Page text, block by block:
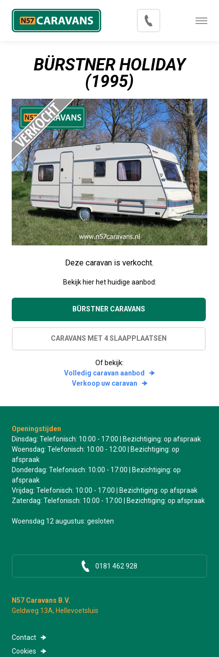
BÜRSTNER HOLIDAY
(1995)
Deze caravan is verkocht.
Bekijk hier het huidige aanbod:
BÜRSTNER CARAVANS
CARAVANS MET 4 SLAAPPLAATSEN
Of bekijk:
Volledig caravan aanbod
Verkoop uw caravan
Openingstijden
Dinsdag: Telefonisch: 10:00 - 17:00 | Bezichtiging: op afspraak
Woensdag: Telefonisch: 10:00 - 12:00 | Bezichtiging: op
afspraak
Donderdag: Telefonisch: 10:00 - 17:00 | Bezichtiging: op
afspraak
Vrijdag: Telefonisch: 10:00 - 17:00 | Bezichtiging: op afspraak
Zaterdag: Telefonisch: 10:00 - 17:00 | Bezichtiging: op afspraak
Woensdag 12 augustus: gesloten
0181 462 928
N57 Caravans B.V.
Geldweg 13A, Hellevoetsluis
Contact
Cookies
Menu
Export
Contact
Over N57 Caravans